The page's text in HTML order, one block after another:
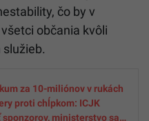
rozvoja a
opozícia nepredložila
Uviedli to v
o odvolanie ministra
keďže daný
gesciu. Podľa